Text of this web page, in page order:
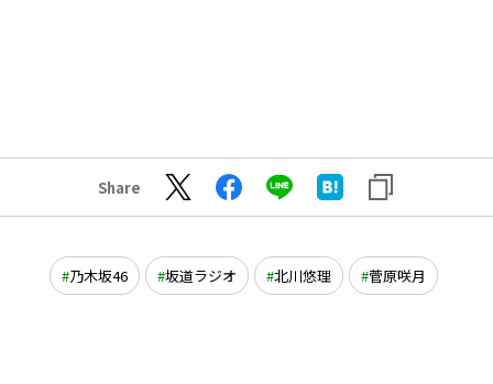
Share
乃木坂46 坂道ラジオ 北川悠理 菅原咲月